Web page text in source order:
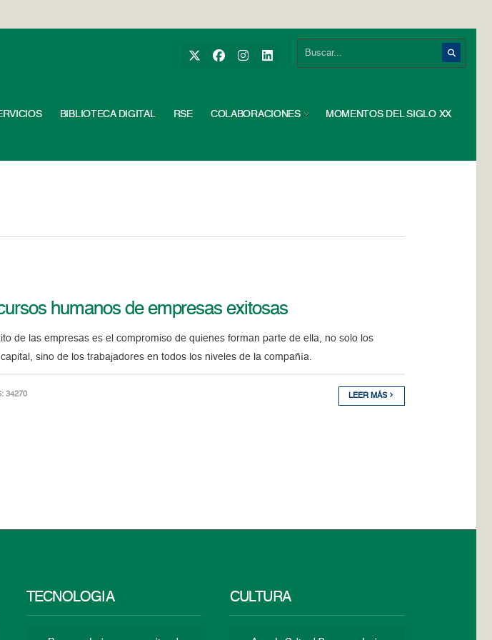
BIBLIOTECA DIGITAL RSE COLABORACIONES MOMENTOS DEL SIGLO XX
humanos de empresas exitosas
de las empresas es el compromiso de quienes forman parte de ella, no solo los
sino de los trabajadores en todos los niveles de la compañía.
34270 LEER MÁS
TECNOLOGÍA CULTURA